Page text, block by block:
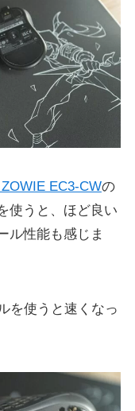
EC3-CWの
使うと、ほど良い
ル性能も感じま
を使うと速くなっ